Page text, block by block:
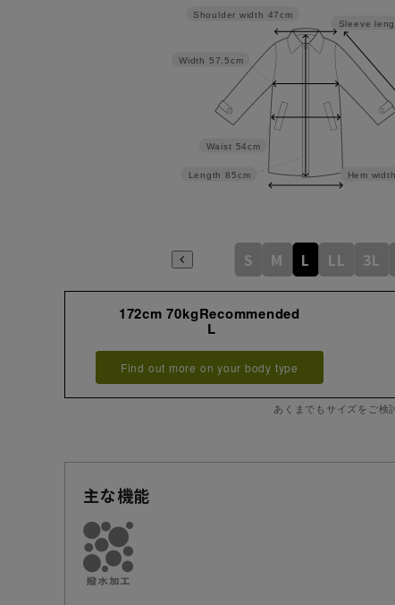
Hem width
Sleeve
Length 85cm
Waist 54cm
Width 57.5cm
Shoulder width 47cm
S M L LL 3L
172cm 70kgRecommended
L
Find out more on your body type
あくまでもサイズをご検
主な機能